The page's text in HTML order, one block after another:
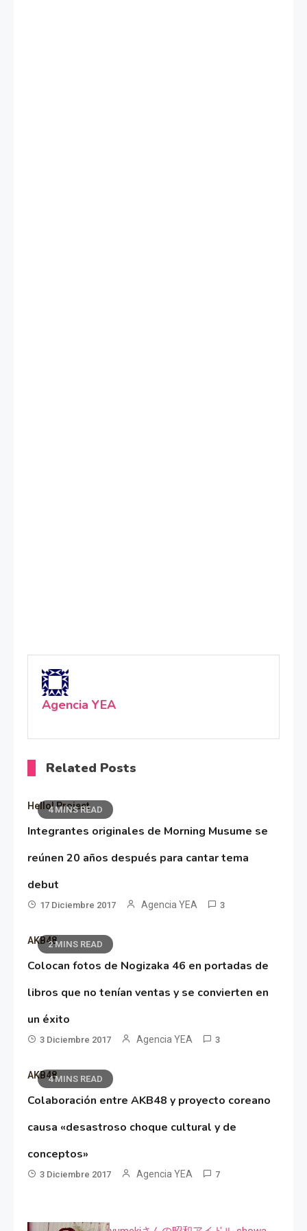
Agencia YEA
Related Posts
4 MINS READ
Hello! Project
Integrantes originales de Morning Musume se
reúnen 20 años después para cantar tema
debut
17 Diciembre 2017 Agencia YEA 3
2 MINS READ
AKB48
Colocan fotos de Nogizaka 46 en portadas de
libros que no tenían ventas y se convierten en
un éxito
3 Diciembre 2017 Agencia YEA 3
4 MINS READ
AKB48
Colaboración entre AKB48 y proyecto coreano
causa «desastroso choque cultural y de
conceptos»
3 Diciembre 2017 Agencia YEA 7